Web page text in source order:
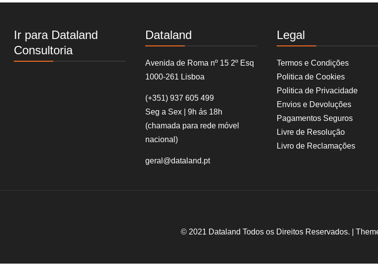
Ir para Dataland
Consultoria
Dataland
Avenida de Roma nº 15 2º Esq
1000-261 Lisboa
(+351) 937 605 499
Seg a Sex | 9h ás 18h
(chamada para rede móvel
nacional)
geral@dataland.pt
Legal
Termos e Condições
Politica de Cookies
Politica de Privacidade
Envios e Devoluções
Pagamentos Seguros
Livre de Resolução
Livro de Reclamações
© 2021 Dataland Todos os Direitos Reservados.